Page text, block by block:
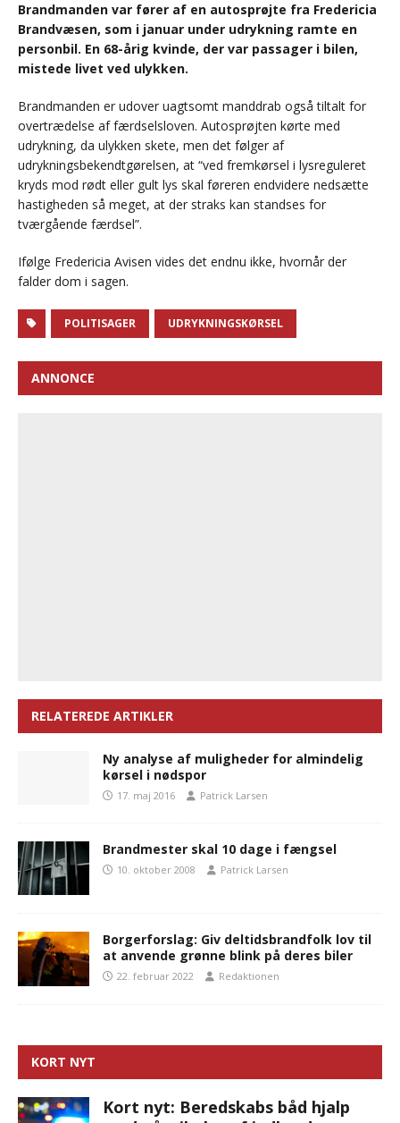
Brandmanden var fører af en autosprøjte fra Fredericia
Brandvæsen, som i januar under udrykning ramte en
personbil. En 68-årig kvinde, der var passager i bilen,
mistede livet ved ulykken.
Brandmanden er udover uagtsomt manddrab også tiltalt for
overtrædelse af færdselsloven. Autosprøjten kørte med
udrykning, da ulykken skete, men det følger af
udrykningsbekendtgørelsen, at “ved fremkørsel i lysreguleret
kryds mod rødt eller gult lys skal føreren endvidere nedsætte
hastigheden så meget, at der straks kan standses for
tværgående færdsel”.
Ifølge Fredericia Avisen vides det endnu ikke, hvornår der
falder dom i sagen.
POLITISAGER UDRYKNINGSKØRSEL
ANNONCE
RELATEREDE ARTIKLER
Ny analyse af muligheder for almindelig
kørsel i nødspor
17. maj 2016 Patrick Larsen
Brandmester skal 10 dage i fængsel
10. oktober 2008 Patrick Larsen
Borgerforslag: Giv deltidsbrandfolk lov til
at anvende grønne blink på deres biler
22. februar 2022 Redaktionen
KORT NYT
Kort nyt: Beredskabs båd hjalp